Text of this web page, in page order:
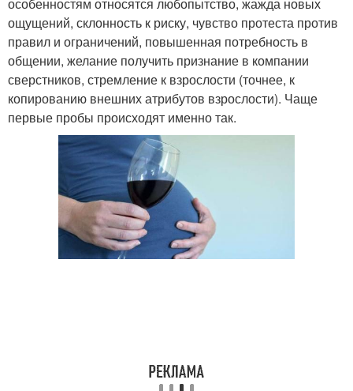
ощущений, склонность к риску, чувство протеста против
правил и ограничений, повышенная потребность в
общении, желание получить признание в компании
сверстников, стремление к взрослости (точнее, к
копированию внешних атрибутов взрослости). Чаще
первые пробы происходят именно так.